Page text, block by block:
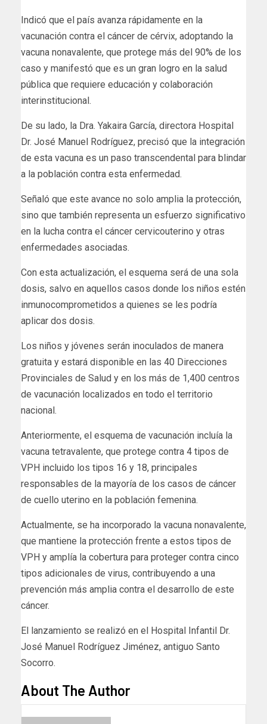
Indicó que el país avanza rápidamente en la
vacunación contra el cáncer de cérvix, adoptando la
vacuna nonavalente, que protege más del 90% de los
caso y manifestó que es un gran logro en la salud
pública que requiere educación y colaboración
interinstitucional.
De su lado, la Dra. Yakaira García, directora Hospital
Dr. José Manuel Rodríguez, precisó que la integración
de esta vacuna es un paso transcendental para blindar
a la población contra esta enfermedad.
Señaló que este avance no solo amplia la protección,
sino que también representa un esfuerzo significativo
en la lucha contra el cáncer cervicouterino y otras
enfermedades asociadas.
Con esta actualización, el esquema será de una sola
dosis, salvo en aquellos casos donde los niños estén
inmunocomprometidos a quienes se les podría
aplicar dos dosis.
Los niños y jóvenes serán inoculados de manera
gratuita y estará disponible en las 40 Direcciones
Provinciales de Salud y en los más de 1,400 centros
de vacunación localizados en todo el territorio
nacional.
Anteriormente, el esquema de vacunación incluía la
vacuna tetravalente, que protege contra 4 tipos de
VPH incluido los tipos 16 y 18, principales
responsables de la mayoría de los casos de cáncer
de cuello uterino en la población femenina.
Actualmente, se ha incorporado la vacuna nonavalente,
que mantiene la protección frente a estos tipos de
VPH y amplía la cobertura para proteger contra cinco
tipos adicionales de virus, contribuyendo a una
prevención más amplia contra el desarrollo de este
cáncer.
El lanzamiento se realizó en el Hospital Infantil Dr.
José Manuel Rodríguez Jiménez, antiguo Santo
Socorro.
About The Author